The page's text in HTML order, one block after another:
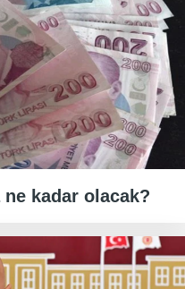
ne kadar olacak?